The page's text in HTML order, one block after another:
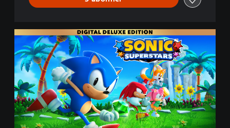
É
i
t
i
o
n
D
e
l